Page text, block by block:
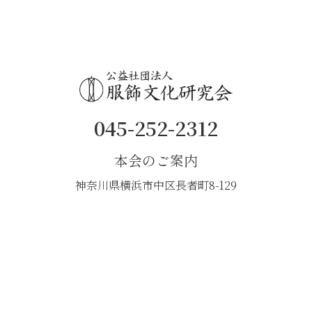
045-252-2312
本会のご案内
神奈川県横浜市中区長者町8-129